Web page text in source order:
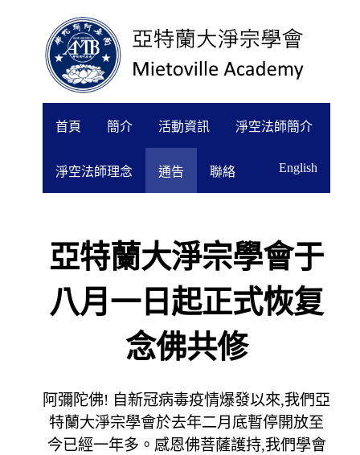
首頁 簡介 活動資訊 淨空法師簡介
淨空法師理念 通告 聯絡 English
亞特蘭大淨宗學會于
八月一日起正式恢复
念佛共修
阿彌陀佛! 自新冠病毒疫情爆發以來,我們亞
特蘭大淨宗學會於去年二月底暫停開放至
今已經一年多。感恩佛菩薩護持,我們學會